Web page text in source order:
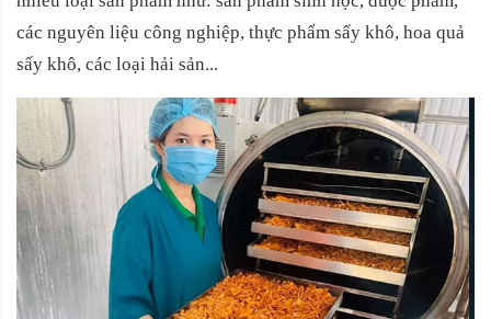
các nguyên liệu công nghiệp, thực phẩm sấy khô, hoa quả
sấy khô, các loại hải sản...